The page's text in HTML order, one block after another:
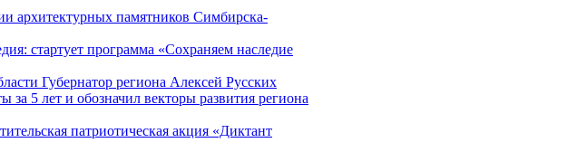
архитектурных памятников Симбирска-
стартует программа «Сохраняем наследие
Губернатор региона Алексей Русских
за 5 лет и обозначил векторы развития региона
патриотическая акция «Диктант